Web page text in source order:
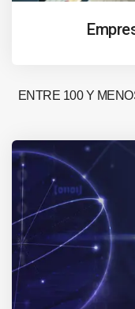
ENTRE 100 Y